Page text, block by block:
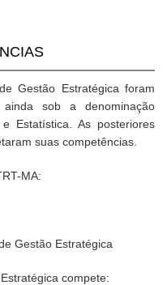
Gestão Estratégica foram
sob a denominação
Estatística. As posteriores
suas competências.
MA:
Gestão Estratégica
compete: